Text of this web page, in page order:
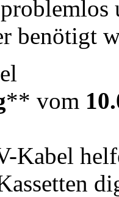
benötigt
** vom
Kabel